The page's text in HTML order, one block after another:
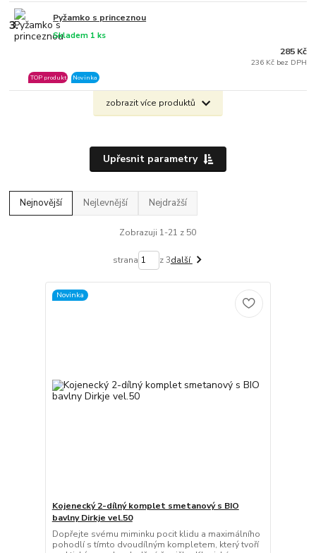
3. Pyžamko s princeznou
Skladem 1 ks
TOP produkt Novinka
285 Kč
236 Kč bez DPH
zobrazit více produktů
Upřesnit parametry
Nejnovější Nejlevnější Nejdražší
Zobrazuji 1-21 z 50
strana z 3další
Novinka
Kojenecký 2-dílný komplet smetanový s BIO
bavlny Dirkje vel.50
Dopřejte svému miminku pocit klidu a maximálního
pohodlí s tímto dvoudílným kompletem, který tvoří